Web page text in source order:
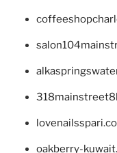
oakberry-